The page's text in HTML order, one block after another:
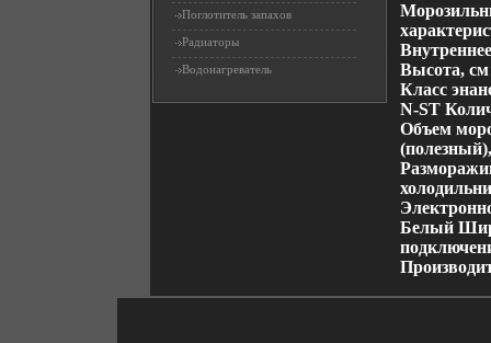
Поглотитель запахов
Радиаторы
Водонагреватель
Высота,
Класс
N-ST
Объем
Белый